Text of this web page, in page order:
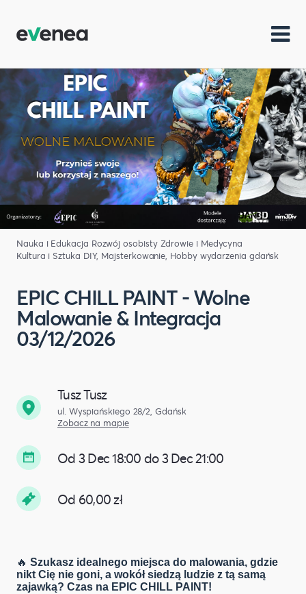
Nauka i Edukacja Rozwój osobisty Zdrowie i Medycyna
Kultura i Sztuka DIY, Majsterkowanie, Hobby wydarzenia gdańsk
EPIC CHILL PAINT - Wolne
Malowanie & Integracja
03/12/2026
Tusz Tusz
ul. Wyspiańskiego 28/2, Gdańsk
Zobacz na mapie
Od 3 Dec 18:00 do 3 Dec 21:00
Od 60,00 zł
🔥 Szukasz idealnego miejsca do malowania, gdzie
nikt Cię nie goni, a wokół siedzą ludzie z tą samą
zajawką? Czas na EPIC CHILL PAINT!